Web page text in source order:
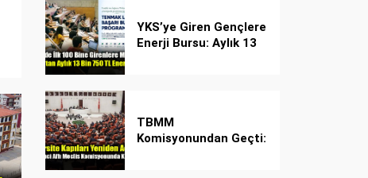
YKS’ye Giren Gençlere
Enerji Bursu: Aylık 13
TBMM
Komisyonundan Geçti: